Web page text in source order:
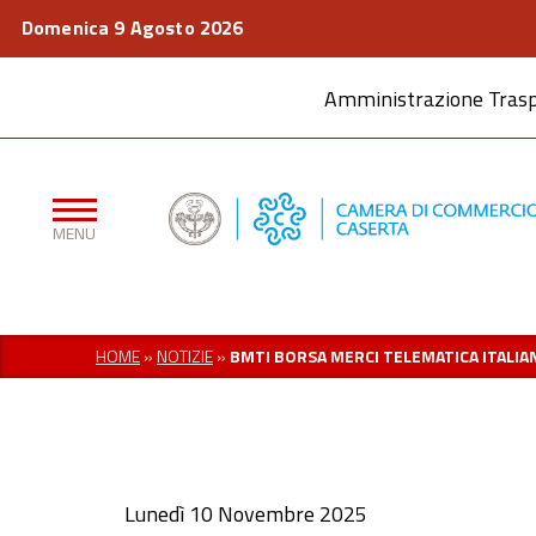
Domenica 9 Agosto 2026
Amministrazione
HOME»NOTIZIE» BMTI BORSA MERCI TELEMATICA
Lunedì 10 Novembre 2025